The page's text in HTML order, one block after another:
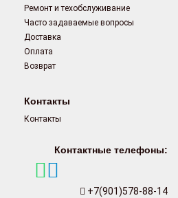
Ремонт и техобслуживание
Часто задаваемые вопросы
Доставка
Оплата
Возврат
Контакты
Контакты
Контактные телефоны:
+7(901)578-88-14